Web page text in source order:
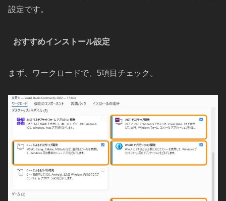
設定です。
おすすめインストール設定
まず、ワークロードで、5項目チェック。